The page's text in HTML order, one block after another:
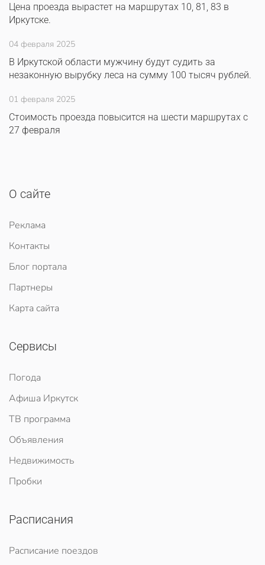
Цена проезда вырастет на маршрутах 10, 81, 83 в
Иркутске.
04 февраля 2025
В Иркутской области мужчину будут судить за
незаконную вырубку леса на сумму 100 тысяч рублей.
01 февраля 2025
Стоимость проезда повысится на шести маршрутах с
27 февраля
О сайте
Реклама
Контакты
Блог портала
Партнеры
Карта сайта
Сервисы
Погода
Афиша Иркутск
ТВ программа
Объявления
Недвижимость
Пробки
Расписания
Расписание поездов